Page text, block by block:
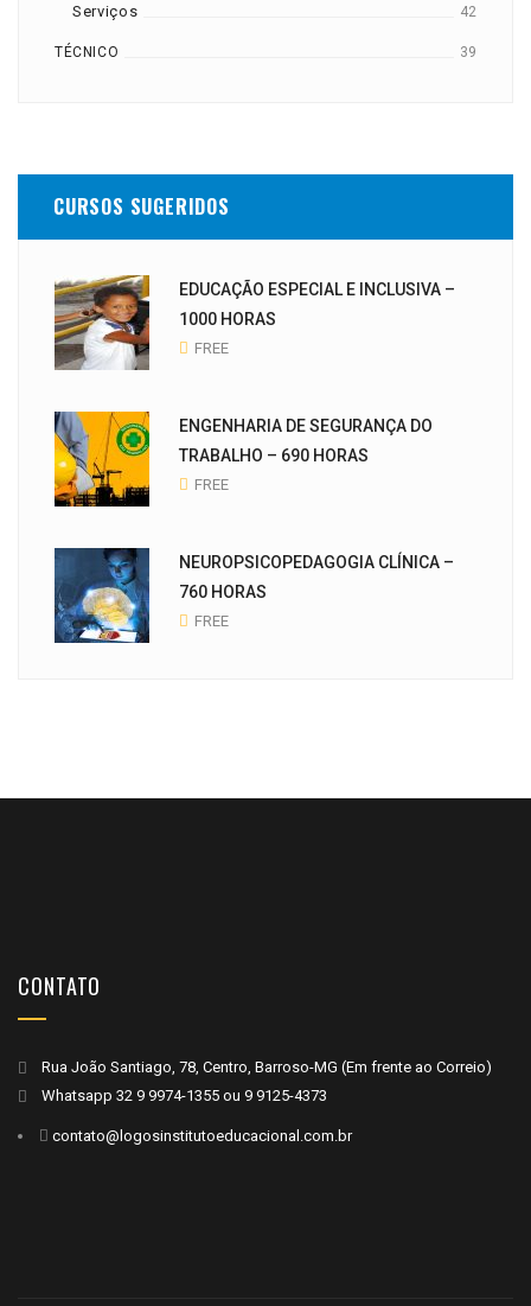
Serviços 42
TÉCNICO 39
CURSOS SUGERIDOS
EDUCAÇÃO ESPECIAL E INCLUSIVA –
1000 HORAS
FREE
ENGENHARIA DE SEGURANÇA DO
TRABALHO – 690 HORAS
FREE
NEUROPSICOPEDAGOGIA CLÍNICA –
760 HORAS
FREE
CONTATO
Rua João Santiago, 78, Centro, Barroso-MG (Em frente ao Correio)
Whatsapp 32 9 9974-1355 ou 9 9125-4373
contato@logosinstitutoeducacional.com.br